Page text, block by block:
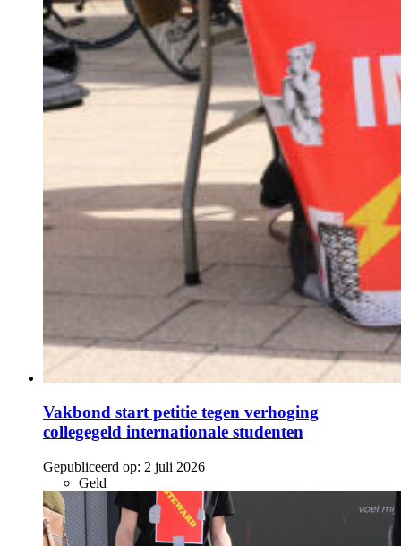
Vakbond start petitie tegen verhoging
collegegeld internationale studenten
Gepubliceerd op: 2 juli 2026
Geld